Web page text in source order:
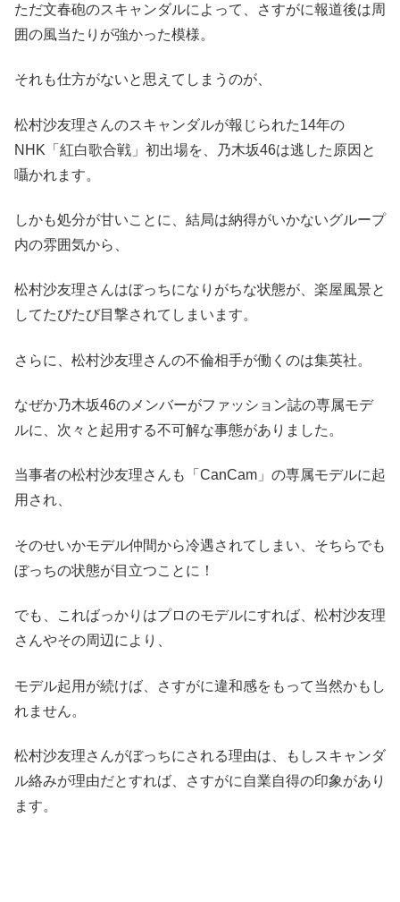
ただ文春砲のスキャンダルによって、さすがに報道後は周
囲の風当たりが強かった模様。
それも仕方がないと思えてしまうのが、
松村沙友理さんのスキャンダルが報じられた14年の
NHK「紅白歌合戦」初出場を、乃木坂46は逃した原因と
囁かれます。
しかも処分が甘いことに、結局は納得がいかないグループ
内の雰囲気から、
松村沙友理さんはぼっちになりがちな状態が、楽屋風景と
してたびたび目撃されてしまいます。
さらに、松村沙友理さんの不倫相手が働くのは集英社。
なぜか乃木坂46のメンバーがファッション誌の専属モデ
ルに、次々と起用する不可解な事態がありました。
当事者の松村沙友理さんも「CanCam」の専属モデルに起
用され、
そのせいかモデル仲間から冷遇されてしまい、そちらでも
ぼっちの状態が目立つことに！
でも、こればっかりはプロのモデルにすれば、松村沙友理
さんやその周辺により、
モデル起用が続けば、さすがに違和感をもって当然かもし
れません。
松村沙友理さんがぼっちにされる理由は、もしスキャンダ
ル絡みが理由だとすれば、さすがに自業自得の印象があり
ます。